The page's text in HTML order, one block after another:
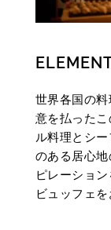
世界各国の
意を払った
ル料理とシ
のある居心
ピレーショ
ビュッフェを